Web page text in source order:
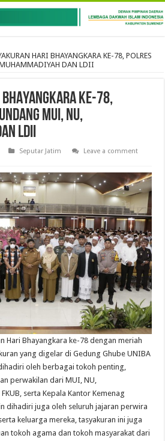
HARI BHAYANGKARA KE-78, POLRES
DAN LDII
BHAYANGKARA KE-78,
MUI, NU,
LDII
Seputar Jatim
Leave a comment
Hari Bhayangkara ke-78 dengan meriah
yang digelar di Gedung Ghube UNIBA
oleh berbagai tokoh penting,
perwakilan dari MUI, NU,
serta Kepala Kantor Kemenag
dihadiri juga oleh seluruh jajaran perwira
keluarga mereka, tasyakuran ini juga
tokoh agama dan tokoh masyarakat dari